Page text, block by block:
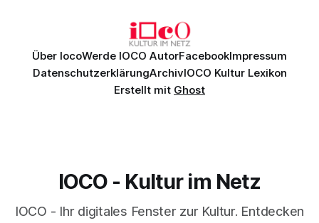
Über IocoWerde IOCO AutorFacebookImpressum
DatenschutzerklärungArchivIOCO Kultur Lexikon
Erstellt mit Ghost
IOCO - Kultur im Netz
IOCO - Ihr digitales Fenster zur Kultur. Entdecken